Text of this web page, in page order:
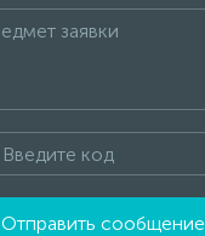
Отправить сообщение